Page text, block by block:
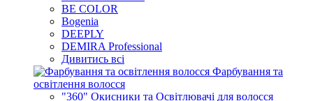
BE COLOR
Bogenia
DEEPLY
DEMIRA Professional
Дивитись всі
Фарбування та
освітлення волосся
"360" Окисники та Освітлювачі для волосся